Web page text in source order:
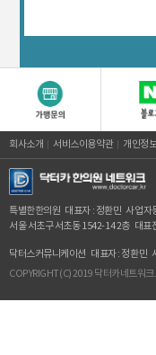
회사소개 서비스이용약관 개인정
특별한한의원 대표자 : 정환민 사업자
서울 서초구 서초동 1542-14 2층 대표
닥터스커뮤니케이션 대표자 : 정환민
COPYRIGHT(C) 2019 닥터카네트워크